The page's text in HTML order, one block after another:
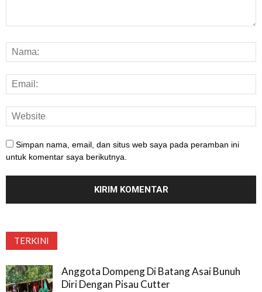
Simpan nama, email, dan situs web saya pada peramban ini
untuk komentar saya berikutnya.
TERKINI
Anggota Dompeng Di Batang Asai Bunuh
Diri Dengan Pisau Cutter